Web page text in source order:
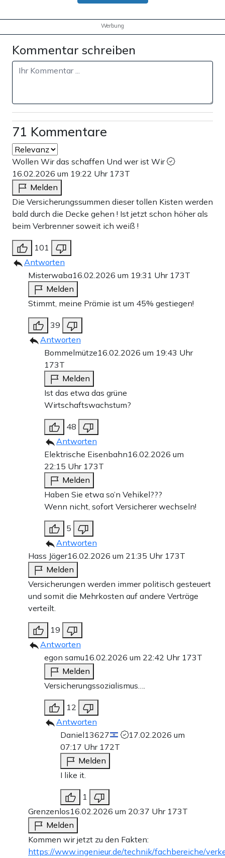
Werbung
Kommentar schreiben
71 Kommentare
Wollen Wir das schaffen Und wer ist Wir
16.02.2026 um 19:22 Uhr 173T
Melden
Die Versicherungssummen dieser tollen Kisten werden
bald durch die Decke gehen ! Ist jetzt schon höher als
beim Verbrenner soweit ich weiß !
101
Antworten
Misterwaba16.02.2026 um 19:31 Uhr 173T
Melden
Stimmt, meine Prämie ist um 45% gestiegen!
39
Antworten
Bommelmütze16.02.2026 um 19:43 Uhr
173T
Melden
Ist das etwa das grüne
Wirtschaftswachstum?
48
Antworten
Elektrische Eisenbahn16.02.2026 um
22:15 Uhr 173T
Melden
Haben Sie etwa so’n Vehikel???
Wenn nicht, sofort Versicherer wechseln!
5
Antworten
Hass Jäger16.02.2026 um 21:35 Uhr 173T
Melden
Versicherungen werden immer politisch gesteuert
und somit die Mehrkosten auf andere Verträge
verteilt.
19
Antworten
egon samu16.02.2026 um 22:42 Uhr 173T
Melden
Versicherungssozialismus….
12
Antworten
Daniel13627
17.02.2026 um
07:17 Uhr 172T
Melden
I like it.
1
Grenzenlos16.02.2026 um 20:37 Uhr 173T
Melden
Kommen wir jetzt zu den Fakten:
https://www.ingenieur.de/technik/fachbereiche/